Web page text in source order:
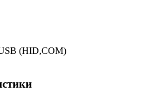
(HID,COM)